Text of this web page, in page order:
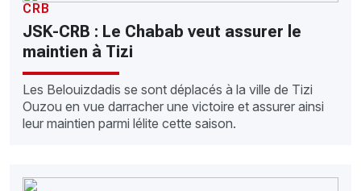
CRB
JSK-CRB : Le Chabab veut assurer le
maintien à Tizi
Les Belouizdadis se sont déplacés à la ville de Tizi
Ouzou en vue darracher une victoire et assurer ainsi
leur maintien parmi lélite cette saison.